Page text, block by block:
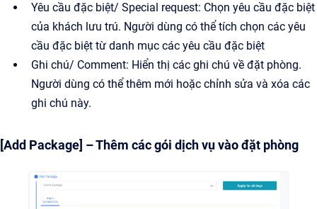
Yêu cầu đặc biệt/ Special request: Chọn yêu cầu đặc biệt
của khách lưu trú. Người dùng có thể tích chọn các yêu
cầu đặc biệt từ danh mục các yêu cầu đặc biệt
Ghi chú/ Comment: Hiển thị các ghi chú về đặt phòng.
Người dùng có thể thêm mới hoặc chỉnh sửa và xóa các
ghi chú này.
[Add Package] – Thêm các gói dịch vụ vào đặt phòng